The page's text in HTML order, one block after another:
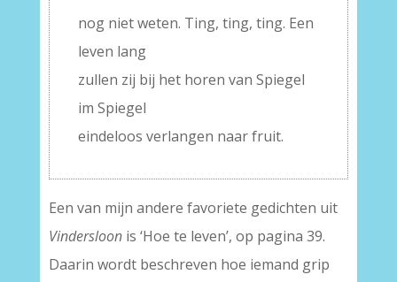
nog niet weten. Ting, ting, ting. Een
leven lang
zullen zij bij het horen van Spiegel
im Spiegel
eindeloos verlangen naar fruit.
Een van mijn andere favoriete gedichten uit
Vindersloonis ‘Hoe te leven’, op pagina 39.
Daarin wordt beschreven hoe iemand grip